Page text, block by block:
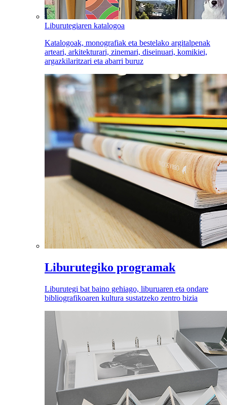
Liburutegiaren katalogoa
Katalogoak, monografiak eta bestelako argitalpenak
arteari, arkitekturari, zinemari, diseinuari, komikiei,
argazkilaritzari eta abarri buruz
Liburutegiko programak
Liburutegi bat baino gehiago, liburuaren eta ondare
bibliografikoaren kultura sustatzeko zentro bizia